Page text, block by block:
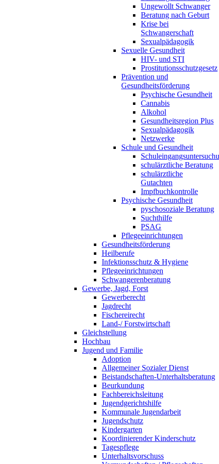
Ungewollt Schwanger
Beratung nach Geburt
Krise bei
Schwangerschaft
Sexualpädagogik
Sexuelle Gesundheit
HIV- und STI
Prostitutionsschutzgesetz
Prävention und
Gesundheitsförderung
Psychische Gesundheit
Cannabis
Alkohol
Gesundheitsregion Plus
Sexualpädagogik
Netzwerke
Schule und Gesundheit
schulärztliche Beratung
schulärztliche
Gutachten
Impfbuchkontrolle
Psychische Gesundheit
pyschosoziale Beratung
Suchthilfe
PSAG
Pflegeeinrichtungen
Gesundheitsförderung
Heilberufe
Infektionsschutz & Hygiene
Pflegeeinrichtungen
Schwangerenberatung
Gewerbe, Jagd, Forst
Gewerberecht
Jagdrecht
Fischereirecht
Land-/ Forstwirtschaft
Gleichstellung
Hochbau
Jugend und Familie
Adoption
Allgemeiner Sozialer Dienst
Beistandschaften-Unterhaltsberatung
Beurkundung
Fachbereichsleitung
Jugendgerichtshilfe
Kommunale Jugendarbeit
Jugendschutz
Kindergarten
Koordinierender Kinderschutz
Tagespflege
Unterhaltsvorschuss